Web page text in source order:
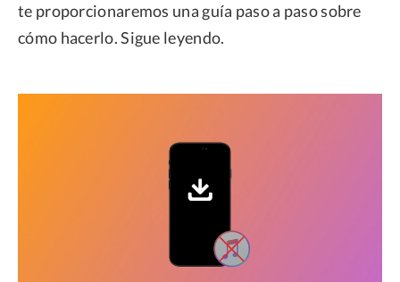
te proporcionaremos una guía paso a paso sobre
cómo hacerlo. Sigue leyendo.